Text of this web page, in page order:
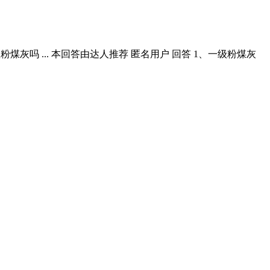
煤灰吗 ... 本回答由达人推荐 匿名用户 回答 1、一级粉煤灰